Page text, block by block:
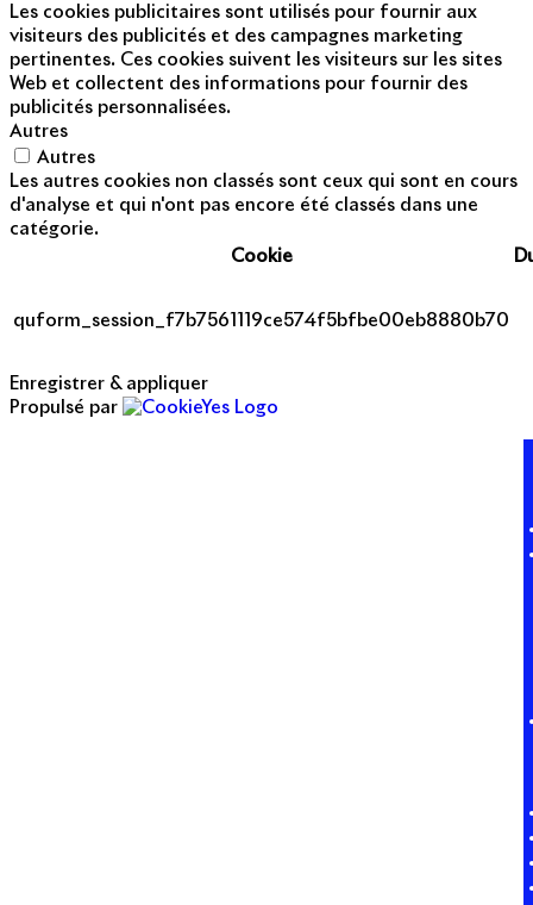
Les cookies publicitaires sont utilisés pour fournir aux
visiteurs des publicités et des campagnes marketing
pertinentes. Ces cookies suivent les visiteurs sur les sites
Web et collectent des informations pour fournir des
publicités personnalisées.
Autres
Autres
Les autres cookies non classés sont ceux qui sont en cours
d'analyse et qui n'ont pas encore été classés dans une
catégorie.
Cookie
quform_session_f7b7561119ce574f5bfbe00eb8880b70
Enregistrer & appliquer
Propulsé par